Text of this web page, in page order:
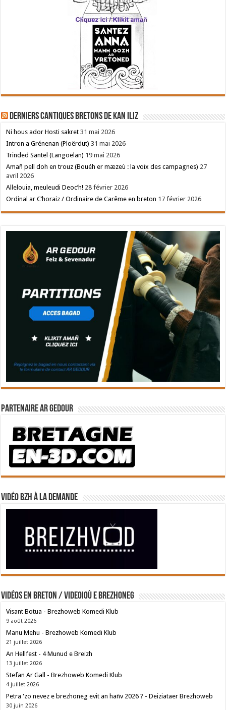
Derniers cantiques bretons de Kan Iliz
Ni hous ador Hosti sakret 31 mai 2026
Intron a Grénenan (Ploërdut) 31 mai 2026
Trinded Santel (Langoëlan) 19 mai 2026
Amañ pell doh en trouz (Bouéh er mæzeù : la voix des campagnes) 27
avril 2026
Allelouia, meuleudi Deoc’h! 28 février 2026
Ordinal ar C’horaiz / Ordinaire de Carême en breton 17 février 2026
Partenaire Ar Gedour
Vidéo BZH à la demande
Vidéos en breton / Videoioù e brezhoneg
Visant Botua - Brezhoweb Komedi Klub
9 août 2026
Manu Mehu - Brezhoweb Komedi Klub
21 juillet 2026
An Hellfest - 4 Munud e Breizh
13 juillet 2026
Stefan Ar Gall - Brezhoweb Komedi Klub
4 juillet 2026
Petra 'zo nevez e brezhoneg evit an hañv 2026 ? - Deiziataer Brezhoweb
30 juin 2026